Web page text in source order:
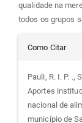
qualidade na
todos os grupos
do
Como Citar
Pauli, R. I. P. .,
Aportes
nacional de
município de